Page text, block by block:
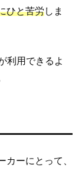
ひと苦労しま
利用できるよ
カーにとって、